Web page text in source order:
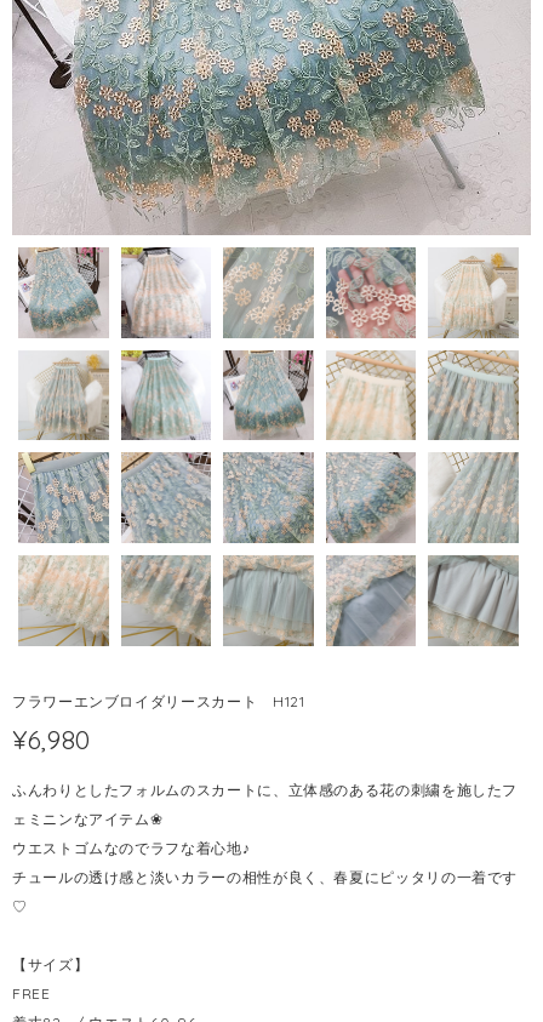
フラワーエンブロイダリースカート H121
¥6,980
ふんわりとしたフォルムのスカートに、立体感のある花の刺繍を施したフ
ェミニンなアイテム❀
ウエストゴムなのでラフな着心地♪
チュールの透け感と淡いカラーの相性が良く、春夏にピッタリの一着です
♡
【サイズ】
FREE